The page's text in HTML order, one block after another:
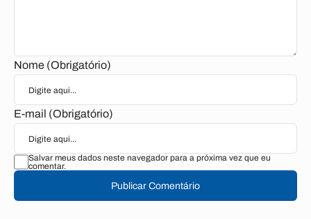
Nome (Obrigatório)
E-mail (Obrigatório)
Salvar meus dados neste navegador para a próxima vez que eu
comentar.
Publicar Comentário